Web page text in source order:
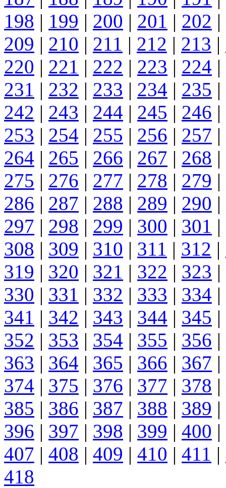
198 | 199 | 200 | 201 | 202 |
209 | 210 | 211 | 212 | 213 |
220 | 221 | 222 | 223 | 224 |
231 | 232 | 233 | 234 | 235 |
242 | 243 | 244 | 245 | 246 |
253 | 254 | 255 | 256 | 257 |
264 | 265 | 266 | 267 | 268 |
275 | 276 | 277 | 278 | 279 |
286 | 287 | 288 | 289 | 290 |
297 | 298 | 299 | 300 | 301 |
308 | 309 | 310 | 311 | 312 |
319 | 320 | 321 | 322 | 323 |
330 | 331 | 332 | 333 | 334 |
341 | 342 | 343 | 344 | 345 |
352 | 353 | 354 | 355 | 356 |
363 | 364 | 365 | 366 | 367 |
374 | 375 | 376 | 377 | 378 |
385 | 386 | 387 | 388 | 389 |
396 | 397 | 398 | 399 | 400 |
407 | 408 | 409 | 410 | 411 |
418